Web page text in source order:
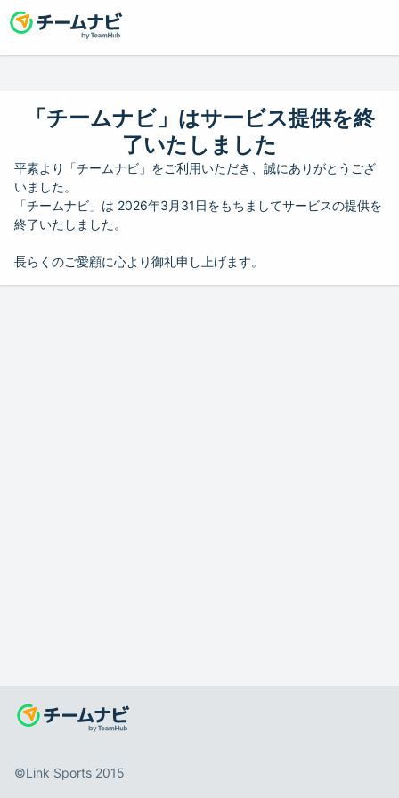
「チームナビ」はサービス提供を終
了いたしました
平素より「チームナビ」をご利用いただき、誠にありがとうござ
いました。
「チームナビ」は 2026年3月31日をもちましてサービスの提供を
終了いたしました。
長らくのご愛顧に心より御礼申し上げます。
©️Link Sports 2015